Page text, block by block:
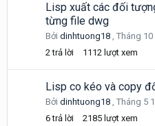
Lisp xuất các đối
từng file dwg
Bởi dinhtuong18 , Tháng
2 trả lời 1112 lượt xem
Lisp co kéo và copy
Bởi dinhtuong18 , Tháng 5
6 trả lời 2185 lượt xem